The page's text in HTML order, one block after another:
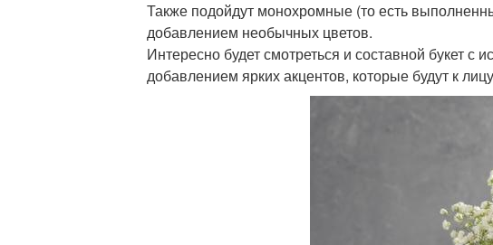
Также подойдут монохромные (то есть
добавлением необычных цветов.
Интересно будет смотреться и составной букет
добавлением ярких акцентов, которые будут к